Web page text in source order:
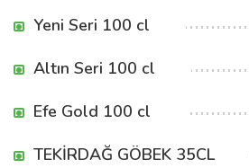
Yeni Seri 100 cl
Altın Seri 100 cl
Efe Gold 100 cl
TEKİRDAĞ GÖBEK 35CL